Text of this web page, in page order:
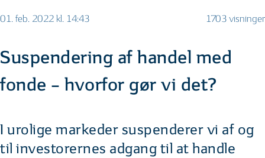
01. feb. 2022 kl. 14:43 1703 visninger
Suspendering af handel med
fonde – hvorfor gør vi det?
I urolige markeder suspenderer vi af og
til investorernes adgang til at handle